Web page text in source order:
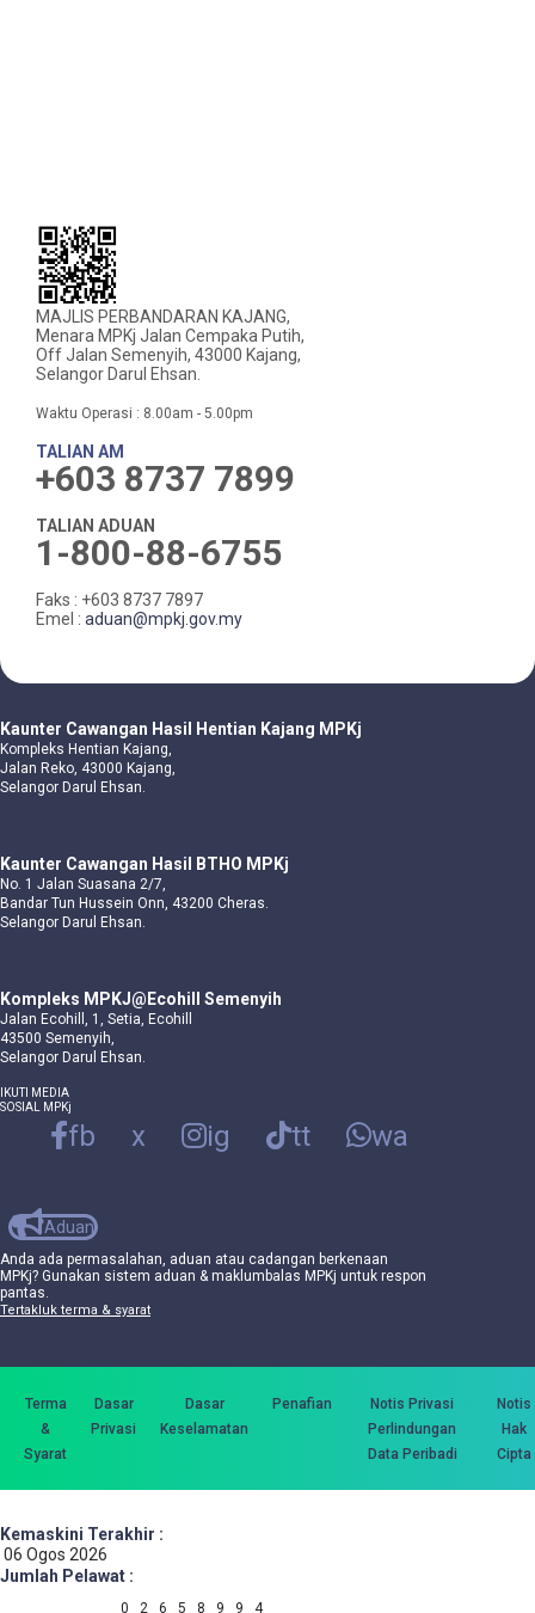
MAJLIS PERBANDARAN KAJANG,
Menara MPKj Jalan Cempaka Putih,
Off Jalan Semenyih, 43000 Kajang,
Selangor Darul Ehsan.
Waktu Operasi : 8.00am - 5.00pm
TALIAN AM
+603 8737 7899
TALIAN ADUAN
1-800-88-6755
Faks : +603 8737 7897
Emel : aduan@mpkj.gov.my
Kaunter Cawangan Hasil Hentian Kajang MPKj
Kompleks Hentian Kajang,
Jalan Reko, 43000 Kajang,
Selangor Darul Ehsan.
Kaunter Cawangan Hasil BTHO MPKj
No. 1 Jalan Suasana 2/7,
Bandar Tun Hussein Onn, 43200 Cheras.
Selangor Darul Ehsan.
Kompleks MPKJ@Ecohill Semenyih
Jalan Ecohill, 1, Setia, Ecohill
43500 Semenyih,
Selangor Darul Ehsan.
IKUTI MEDIA
SOSIAL MPKj
fb x ig tt wa
Aduan
Anda ada permasalahan, aduan atau cadangan berkenaan
MPKj? Gunakan sistem aduan & maklumbalas MPKj untuk respon
pantas.
Tertakluk terma & syarat
Terma
&
Syarat
Dasar
Privasi
Dasar
Keselamatan
Penafian
Notis Privasi
Perlindungan
Data Peribadi
Notis
Hak
Cipta
Kemaskini Terakhir :
06 Ogos 2026
Jumlah Pelawat :
0 2 6 5 8 9 9 4